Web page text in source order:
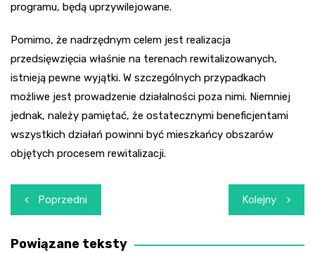
programu, będą uprzywilejowane.
Pomimo, że nadrzędnym celem jest realizacja
przedsięwzięcia właśnie na terenach rewitalizowanych,
istnieją pewne wyjątki. W szczególnych przypadkach
możliwe jest prowadzenie działalności poza nimi. Niemniej
jednak, należy pamiętać, że ostatecznymi beneficjentami
wszystkich działań powinni być mieszkańcy obszarów
objętych procesem rewitalizacji.
Nawigacja
wpisu
Poprzedni Kolejny
Powiązane teksty